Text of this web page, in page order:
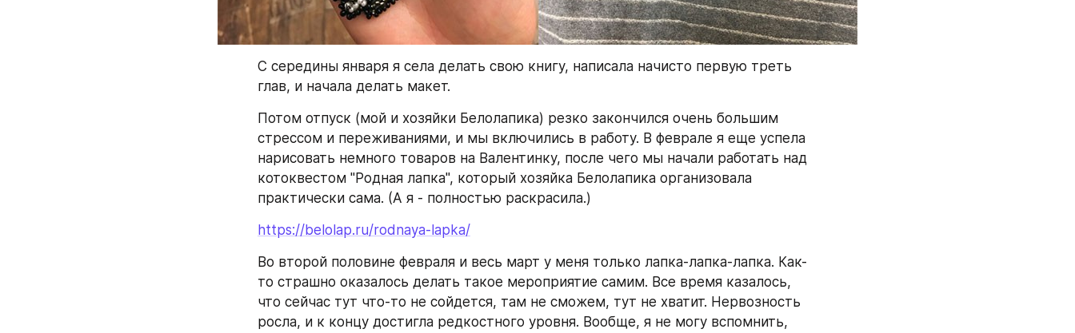
С середины января я села делать свою книгу, написала начисто первую треть
глав, и начала делать макет.
Потом отпуск (мой и хозяйки Белолапика) резко закончился очень большим
стрессом и переживаниями, и мы включились в работу. В феврале я еще успела
нарисовать немного товаров на Валентинку, после чего мы начали работать над
котоквестом "Родная лапка", который хозяйка Белолапика организовала
практически сама. (А я - полностью раскрасила.)
https://belolap.ru/rodnaya-lapka/
Во второй половине февраля и весь март у меня только лапка-лапка-лапка. Как-
то страшно оказалось делать такое мероприятие самим. Все время казалось,
что сейчас тут что-то не сойдется, там не сможем, тут не хватит. Нервозность
росла, и к концу достигла редкостного уровня. Вообще, я не могу вспомнить,